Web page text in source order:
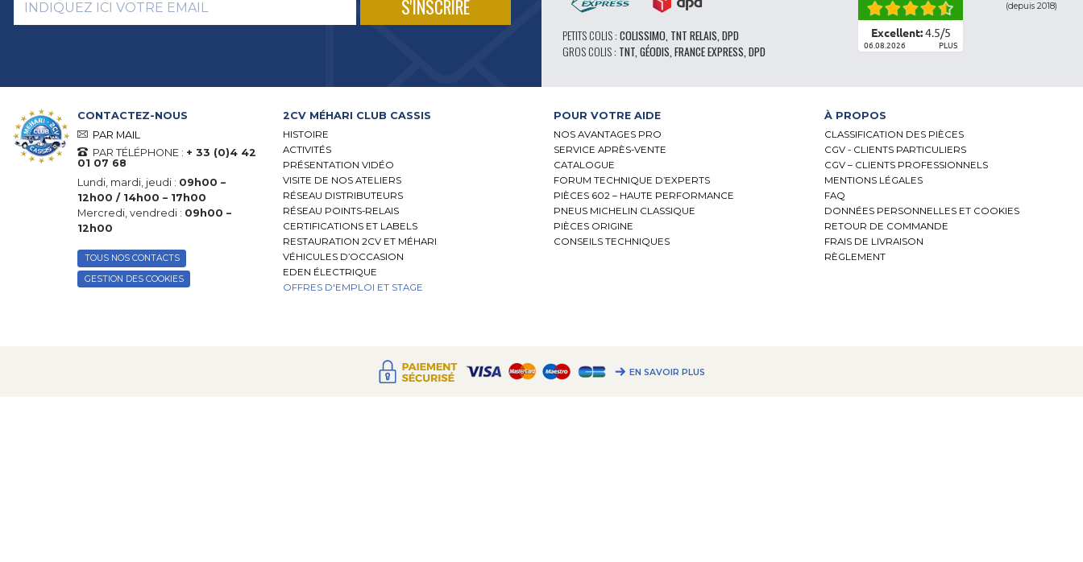
PETITS COLIS : COLISSIMO, TNT RELAIS, DPD
GROS COLIS : TNT, GÉODIS, FRANCE EXPRESS, DPD
Excellent:4.5/5
06.08.2026 PLUS
(depuis 2018)
CONTACTEZ-NOUS
PAR MAIL
PAR TÉLÉPHONE : + 33 (0)4 42
01 07 68
Lundi, mardi, jeudi : 09h00 –
12h00 / 14h00 – 17h00
Mercredi, vendredi : 09h00 –
12h00
TOUS NOS CONTACTS
GESTION DES COOKIES
2CV MÉHARI CLUB CASSIS
HISTOIRE
ACTIVITÉS
PRÉSENTATION VIDÉO
VISITE DE NOS ATELIERS
RÉSEAU DISTRIBUTEURS
RÉSEAU POINTS-RELAIS
CERTIFICATIONS ET LABELS
RESTAURATION 2CV ET MÉHARI
VÉHICULES D’OCCASION
EDEN ÉLECTRIQUE
OFFRES D'EMPLOI ET STAGE
POUR VOTRE AIDE
NOS AVANTAGES PRO
SERVICE APRÈS-VENTE
CATALOGUE
FORUM TECHNIQUE D’EXPERTS
PIÈCES 602 – HAUTE PERFORMANCE
PNEUS MICHELIN CLASSIQUE
PIÈCES ORIGINE
CONSEILS TECHNIQUES
À PROPOS
CLASSIFICATION DES PIÈCES
CGV - CLIENTS PARTICULIERS
CGV – CLIENTS PROFESSIONNELS
MENTIONS LÉGALES
FAQ
DONNÉES PERSONNELLES ET COOKIES
RETOUR DE COMMANDE
FRAIS DE LIVRAISON
RÈGLEMENT
EN SAVOIR PLUS